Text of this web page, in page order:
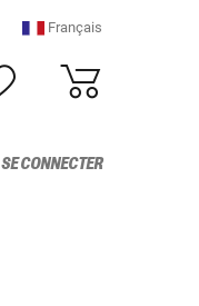
Français
SE CONNECTER